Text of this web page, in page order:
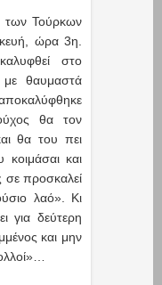
των Τούρκων
ώρα 3η.
στο
με θαυμαστά
θα τον
θα του πει
και
σε προσκαλεί
λαό». Κι
για δεύτερη
και μην